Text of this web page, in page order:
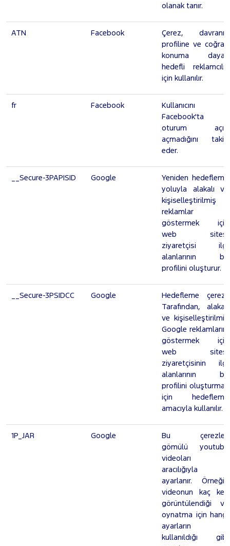
olanak tanır.
ATN Facebook
Çerez, davranış
profiline ve coğrafi
konuma dayalı
hedefli reklamcılık
için kullanılır.
fr Facebook
Kullanıcını
Facebook'ta
oturum açıp
açmadığını takip
eder.
__Secure-3PAPISID Google
Yeniden hedefleme
yoluyla alakalı ve
kişiselleştirilmiş
reklamlar
göstermek için
web sitesi
ziyaretçisi ilgi
alanlarının bir
profilini oluşturur.
__Secure-3PSIDCC Google
Hedefleme çerezi.
Tarafından, alakalı
ve kişiselleştirilmiş
Google reklamlarını
göstermek için
web sitesi
ziyaretçisinin ilgi
alanlarının bir
profilini oluşturmak
için hedefleme
amacıyla kullanılır.
1P_JAR Google
Bu çerezler,
gömülü youtube
videoları
aracılığıyla
ayarlanır. Örneğin
videonun kaç kez
görüntülendiği ve
oynatma için hangi
ayarların
kullanıldığı gibi